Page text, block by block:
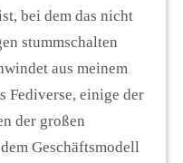
bei dem das nicht
stummschalten
aus meinem
Fediverse, einige der
der großen
Geschäftsmodell